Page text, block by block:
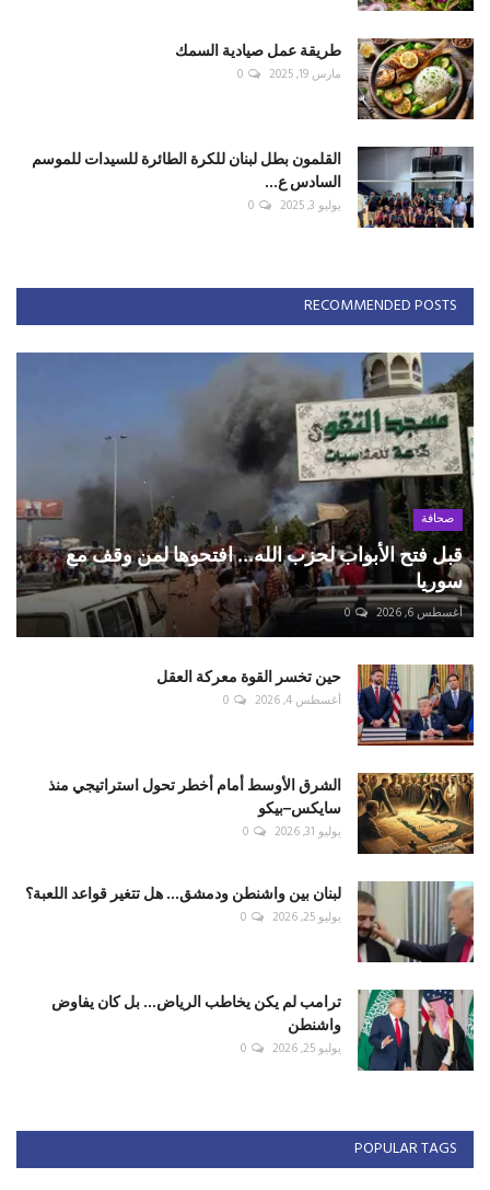
طريقة عمل صيادية السمك
مارس 19, 2025 0
القلمون بطل لبنان للكرة الطائرة للسيدات للموسم
السادس ع...
يوليو 3, 2025 0
RECOMMENDED POSTS
صحافة
قبل فتح الأبواب لحزب الله... افتحوها لمن وقف مع
سوريا
أغسطس 6, 2026 0
حين تخسر القوة معركة العقل
أغسطس 4, 2026 0
الشرق الأوسط أمام أخطر تحول استراتيجي منذ
سايكس–بيكو
يوليو 31, 2026 0
لبنان بين واشنطن ودمشق... هل تتغير قواعد اللعبة؟
يوليو 25, 2026 0
ترامب لم يكن يخاطب الرياض... بل كان يفاوض
واشنطن
يوليو 25, 2026 0
POPULAR TAGS